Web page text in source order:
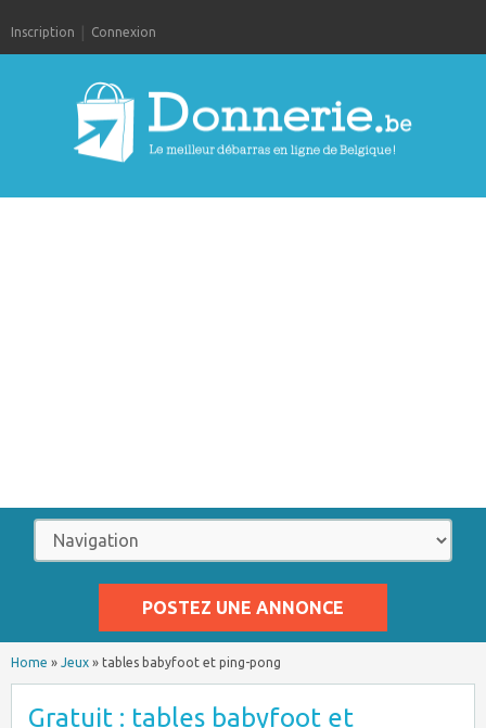
Inscription Connexion
POSTEZ UNE ANNONCE
Home » Jeux » tables babyfoot et ping-pong
Gratuit : tables babyfoot et